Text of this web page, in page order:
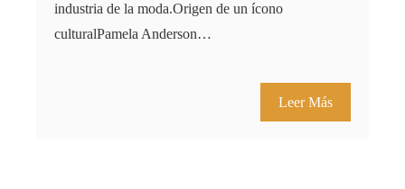
industria de la moda.Origen de un ícono
culturalPamela Anderson…
Leer Más